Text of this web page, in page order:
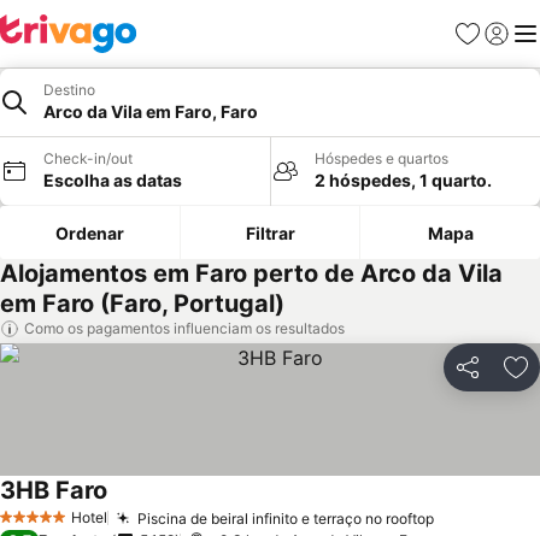
Favoritos
Iniciar
Destino
Arco da Vila em Faro, Faro
Check-in/out
Escolha as datas
Hóspedes e quartos
2 hóspedes, 1 quarto.
Ordenar Filtrar Mapa
Alojamentos em Faro perto de Arco da Vila
em Faro (Faro, Portugal)
Como os pagamentos influenciam os resultados
Partilhar
5 Estrelas Hotel Piscina de beiral infinito e terraço no rooftop
3HB Faro